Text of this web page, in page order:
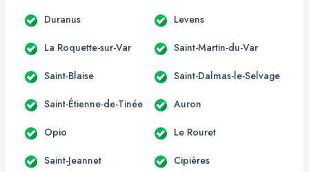
Duranus Levens
La Roquette-sur-Var Saint-Martin-du-Var
Saint-Blaise Saint-Dalmas-le-Selvage
Saint-Étienne-de-Tinée Auron
Opio Le Rouret
Saint-Jeannet Cipières